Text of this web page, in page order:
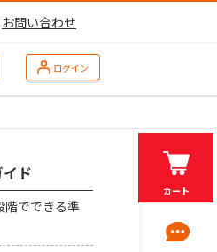
お問い合わせ
ログイン
ド
階でできる準
カート